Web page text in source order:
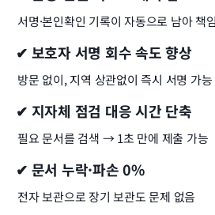
서명·본인확인 기록이 자동으로 남아 책
✔ 보호자 서명 회수 속도 향상
방문 없이, 지역 상관없이 즉시 서명 가능
✔ 지자체 점검 대응 시간 단축
필요 문서를 검색 → 1초 만에 제출 가능
✔ 문서 누락·파손 0%
전자 보관으로 장기 보관도 문제 없음